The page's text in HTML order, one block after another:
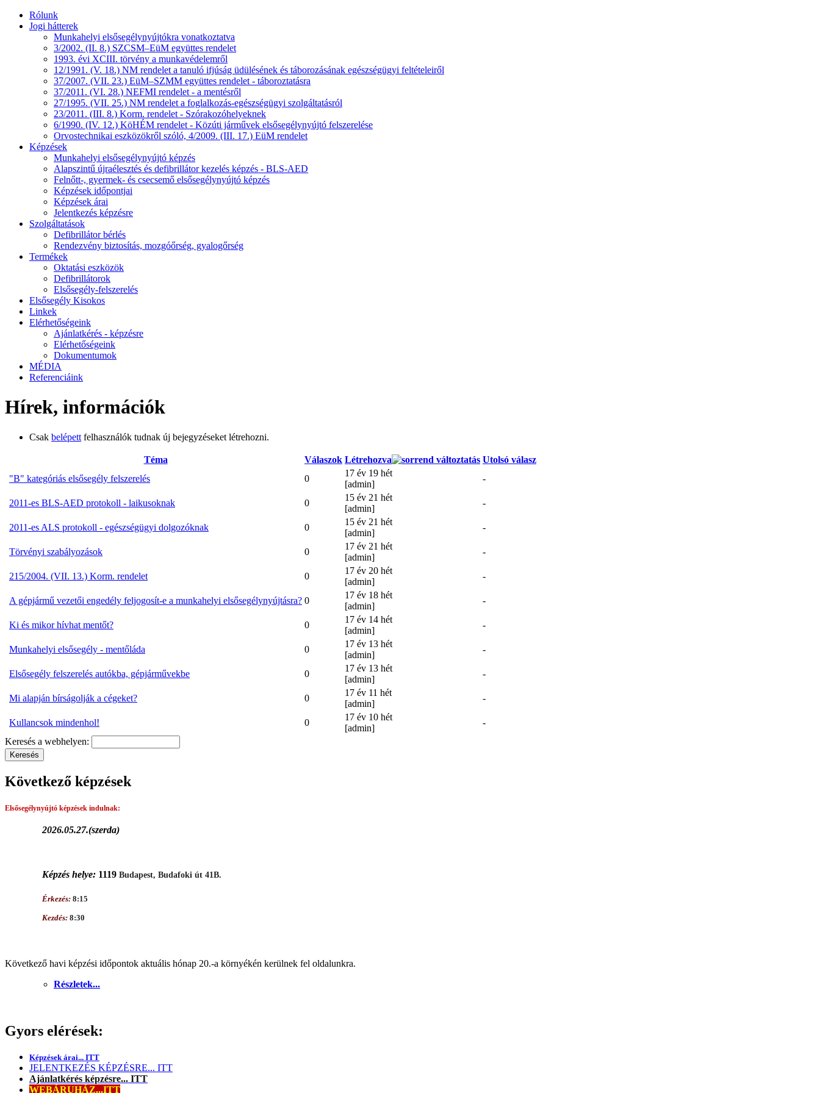
Rólunk
Jogi hátterek
Munkahelyi elsősegélynyújtókra vonatkoztatva
3/2002. (II. 8.) SZCSM–EüM együttes rendelet
1993. évi XCIII. törvény a munkavédelemről
12/1991. (V. 18.) NM rendelet a tanuló ifjúság üdülésének és táborozásának egészségügyi feltételeiről
37/2007. (VII. 23.) EüM–SZMM együttes rendelet - táboroztatásra
37/2011. (VI. 28.) NEFMI rendelet - a mentésről
27/1995. (VII. 25.) NM rendelet a foglalkozás-egészségügyi szolgáltatásról
23/2011. (III. 8.) Korm. rendelet - Szórakozóhelyeknek
6/1990. (IV. 12.) KöHÉM rendelet - Közúti járművek elsősegélynyújtó felszerelése
Orvostechnikai eszközökről szóló, 4/2009. (III. 17.) EüM rendelet
Képzések
Munkahelyi elsősegélynyújtó képzés
Alapszintű újraélesztés és defibrillátor kezelés képzés - BLS-AED
Felnőtt-, gyermek- és csecsemő elsősegélynyújtó képzés
Képzések időpontjai
Képzések árai
Jelentkezés képzésre
Szolgáltatások
Defibrillátor bérlés
Rendezvény biztosítás, mozgóőrség, gyalogőrség
Termékek
Oktatási eszközök
Defibrillátorok
Elsősegély-felszerelés
Elsősegély Kisokos
Linkek
Elérhetőségeink
Ajánlatkérés - képzésre
Elérhetőségeink
Dokumentumok
MÉDIA
Referenciáink
Hírek, információk
Csak belépett felhasználók tudnak új bejegyzéseket létrehozni.
Téma Válaszok Létrehozva
Utolsó válasz
"B" kategóriás elsősegély felszerelés
0
17 év 19 hét
[admin]
-
2011-es BLS-AED protokoll - laikusoknak 0
15 év 21 hét
[admin]
-
2011-es ALS protokoll - egészségügyi dolgozóknak 0
15 év 21 hét
[admin]
-
Törvényi szabályozások 0
17 év 21 hét
[admin]
-
215/2004. (VII. 13.) Korm. rendelet 0
17 év 20 hét
[admin]
-
A gépjármű vezetői engedély feljogosít-e a munkahelyi elsősegélynyújtásra? 0
17 év 18 hét
[admin]
-
Ki és mikor hívhat mentőt? 0
17 év 14 hét
[admin]
-
Munkahelyi elsősegély - mentőláda 0
17 év 13 hét
[admin]
-
Elsősegély felszerelés autókba, gépjárművekbe 0
17 év 13 hét
[admin]
-
Mi alapján bírságolják a cégeket? 0
17 év 11 hét
[admin]
-
Kullancsok mindenhol! 0
17 év 10 hét
[admin]
-
Keresés a webhelyen:
Következő képzések
Elsősegélynyújtó képzések indulnak:
2026.05.27.(szerda)
Képzés helye: 1119Budapest, Budafoki út 41B.
Érkezés:8:15
Kezdés: 8:30
Következő havi képzési időpontok aktuális hónap 20.-a környékén kerülnek fel oldalunkra.
Részletek...
Gyors elérések:
Képzések árai... ITT
JELENTKEZÉS KÉPZÉSRE... ITT
Ajánlatkérés képzésre... ITT
WEBÁRUHÁZ...ITT